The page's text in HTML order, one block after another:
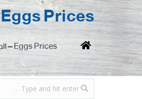
Eggs Prices – الجمله30-06-2021
You are here:
Home Eggs Prices – الجمله30-06-2021